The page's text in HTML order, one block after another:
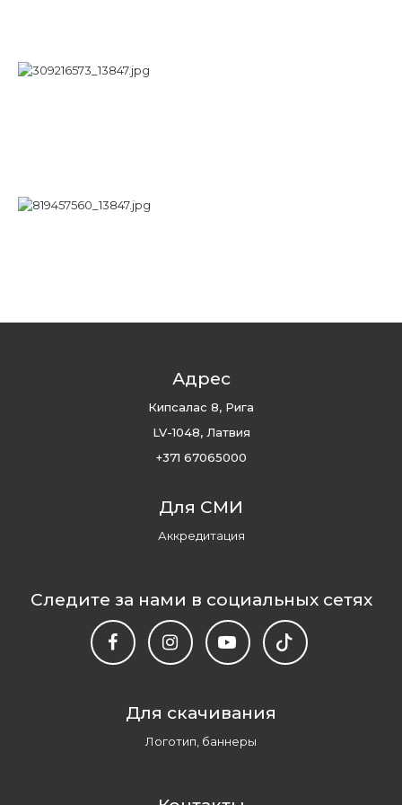
Адрес
Кипсалас 8, Рига
LV-1048, Латвия
+371 67065000
Для СМИ
Аккредитация
Следите за нами в социальных сетях
Для скачивания
Логотип, баннеры